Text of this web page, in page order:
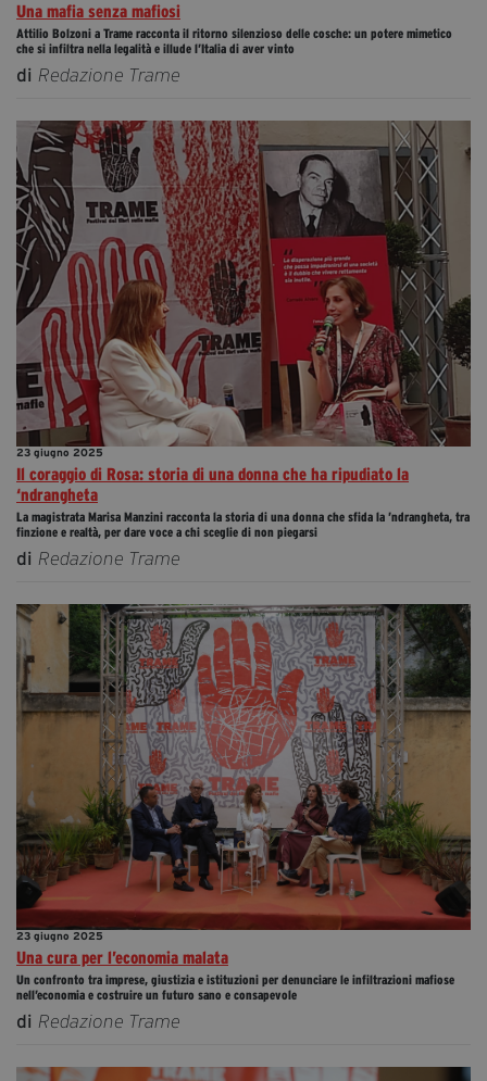
Una mafia senza mafiosi
Attilio Bolzoni a Trame racconta il ritorno silenzioso delle cosche: un potere mimetico
che si infiltra nella legalità e illude l’Italia di aver vinto
di Redazione Trame
23 giugno 2025
Il coraggio di Rosa: storia di una donna che ha ripudiato la
‘ndrangheta
La magistrata Marisa Manzini racconta la storia di una donna che sfida la ’ndrangheta, tra
finzione e realtà, per dare voce a chi sceglie di non piegarsi
di Redazione Trame
23 giugno 2025
Una cura per l’economia malata
Un confronto tra imprese, giustizia e istituzioni per denunciare le infiltrazioni mafiose
nell’economia e costruire un futuro sano e consapevole
di Redazione Trame